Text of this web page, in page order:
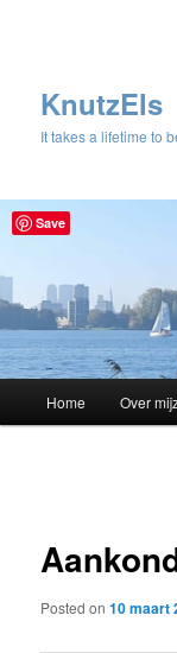
KnutzEls
It takes a lifetime to
Skip
content
Home Over
Posted on10 maart
Save